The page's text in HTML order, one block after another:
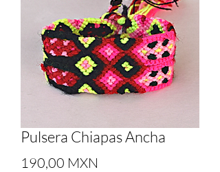
Pulsera Chiapas Ancha
190,00 MXN